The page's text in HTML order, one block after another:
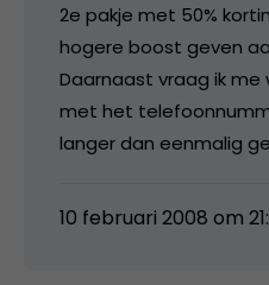
2e pakje met 50%
hogere boost geven
Daarnaast vraag ik
met het
langer dan eenmalig
10 februari 2008 om